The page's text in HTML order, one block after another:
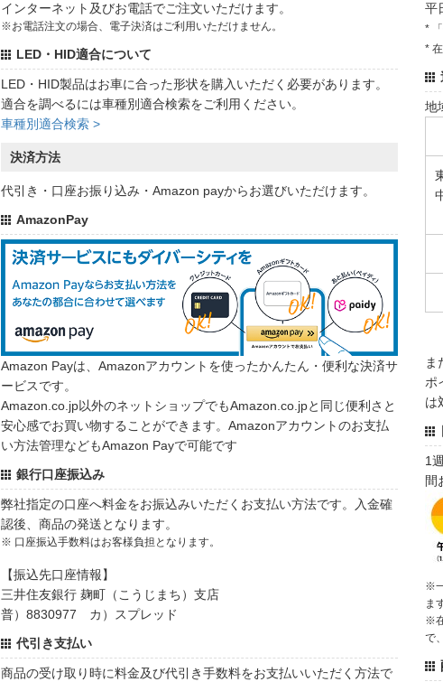
インターネット及びお電話でご注文いただけます。
※お電話注文の場合、電子決済はご利用いただけません。
LED・HID適合について
LED・HID製品はお車に合った形状を購入いただく必要があります。
適合を調べるには車種別適合検索をご利用ください。
車種別適合検索 >
決済方法
代引き・口座お振り込み・Amazon payからお選びいただけます。
AmazonPay
Amazon Payは、Amazonアカウントを使ったかんたん・便利な決済サ
ービスです。
Amazon.co.jp以外のネットショップでもAmazon.co.jpと同じ便利さと
安心感でお買い物することができます。Amazonアカウントのお支払
い方法管理などもAmazon Payで可能です
銀行口座振込み
弊社指定の口座へ料金をお振込みいただくお支払い方法です。入金確
認後、商品の発送となります。
※ 口座振込手数料はお客様負担となります。
【振込先口座情報】
三井住友銀行 麹町（こうじまち）支店
普）8830977 カ）スプレッド
代引き支払い
商品の受け取り時に料金及び代引き手数料をお支払いいただく方法で
平
*
*
地
ま
ポ
は
1
間
※
ま
※
で